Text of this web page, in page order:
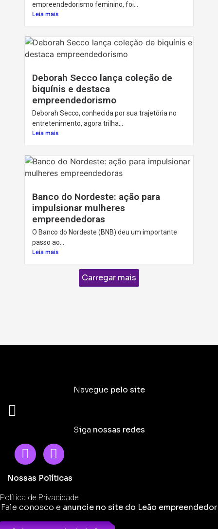
empreendedorismo feminino, foi...
Leia mais
Deborah Secco lança coleção de
biquínis e destaca
empreendedorismo
Deborah Secco, conhecida por sua trajetória no
entretenimento, agora trilha...
Leia mais
Banco do Nordeste: ação para
impulsionar mulheres
empreendedoras
O Banco do Nordeste (BNB) deu um importante
passo ao...
Leia mais
Carregar mais
Navegue pelo site
Siga nossas redes
Nossas Políticas
Política de Privacidade
Fale conosco e anuncie no site do Leão empreendedor